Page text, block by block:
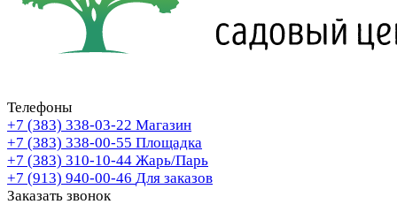
Телефоны
+7 (383) 338-03-22 Магазин
+7 (383) 338-00-55 Площадка
+7 (383) 310-10-44 Жарь/Парь
+7 (913) 940-00-46 Для заказов
Заказать звонок